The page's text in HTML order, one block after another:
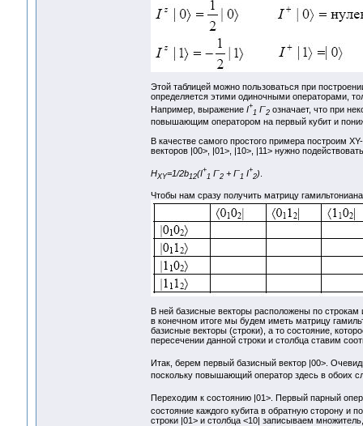
Этой таблицей можно пользоваться при
определяется этими одиночными операторами,
Например, выражение I+
1 I–
2означает, что при
повышающим оператором на первый кубит и
В качестве самого простого примера построим
векторов |00>, |01>, |10>, |11> нужно
HXY=1/2b12(I+
1 I–
2+ I–
1 I+
2)
Чтобы нам сразу получить матрицу
В ней базисные векторы расположены по строкам
в конечном итоге мы будем иметь матрицу
базисные векторы (строки), а то состояние,
пересечении данной строки и столбца ставим
Итак, берем первый базисный вектор |00>.
поскольку повышающий оператор здесь в обоих
Переходим к состоянию |01>. Первый парный
состояние каждого кубита в обратную сторону и
строки |01> и столбца <10| записываем